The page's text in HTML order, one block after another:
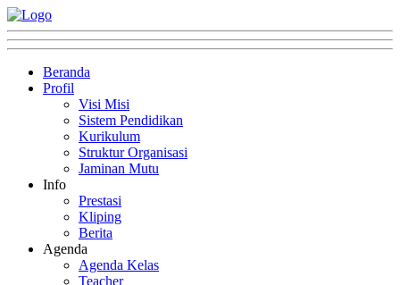
Beranda
Profil
Visi Misi
Sistem Pendidikan
Kurikulum
Struktur Organisasi
Jaminan Mutu
Info
Prestasi
Kliping
Berita
Agenda
Agenda Kelas
Teacher